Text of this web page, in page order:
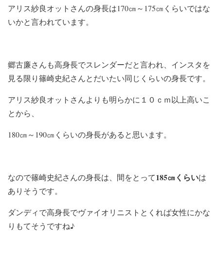
アリス紗良オットさんの身長は170㎝～175㎝くらいではな
いかと言われています。
郷古廉さんも高身長でスレンダーだと言われ、インスタを
見る限り篠崎史紀さんとだいたい同じくらいの身長です。
アリス紗良オットさんよりも明らかに１０ｃｍ以上高いこ
とから、
180㎝～190㎝くらいの身長があると思います。
なので篠崎史紀さんの身長は、間をとって185㎝くらいは
ありそうです。
ダンディで高身長でヴァイオリニストとくれば女性にかな
りもてそうですね♪